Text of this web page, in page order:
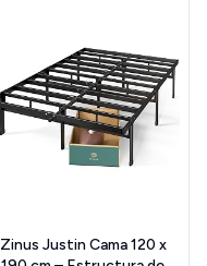
Zinus Justin Cama 120 x